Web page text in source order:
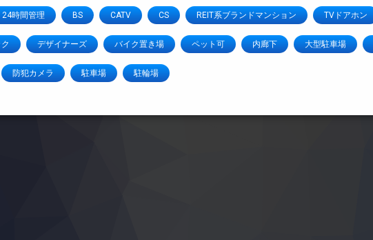
24時間管理 BS CATV CS REIT系ブランドマンション TVドアホン
デザイナーズ バイク置き場 ペット可 内廊下 大型駐車場
防犯カメラ 駐車場 駐輪場